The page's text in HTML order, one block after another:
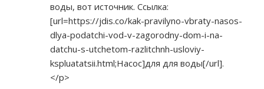
воды, вот источник. Ссылка:
[url=https://jdis.co/kak-pravilyno-vbraty-nasos-
dlya-podatchi-vod-v-zagorodny-dom-i-na-
datchu-s-utchetom-razlitchnh-usloviy-
kspluatatsii.html;Насос]для для воды[/url].
</p>